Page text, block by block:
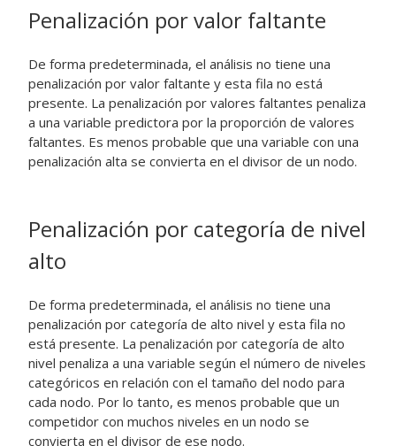
Penalización por valor faltante
De forma predeterminada, el análisis no tiene una
penalización por valor faltante y esta fila no está
presente. La penalización por valores faltantes penaliza
a una variable predictora por la proporción de valores
faltantes. Es menos probable que una variable con una
penalización alta se convierta en el divisor de un nodo.
Penalización por categoría de nivel
alto
De forma predeterminada, el análisis no tiene una
penalización por categoría de alto nivel y esta fila no
está presente. La penalización por categoría de alto
nivel penaliza a una variable según el número de niveles
categóricos en relación con el tamaño del nodo para
cada nodo. Por lo tanto, es menos probable que un
competidor con muchos niveles en un nodo se
convierta en el divisor de ese nodo.